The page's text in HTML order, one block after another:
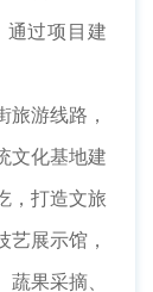
通过项目建
旅游线路，
文化基地建
，打造文旅
展示馆，
果采摘、